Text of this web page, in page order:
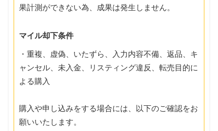
果計測ができない為、成果は発生しません。
マイル却下条件
・重複、虚偽、いたずら、入力内容不備、返品、キ
ャンセル、未入金、リスティング違反、転売目的に
よる購入
購入や申し込みをする場合には、以下のご確認をお
願いいたします。